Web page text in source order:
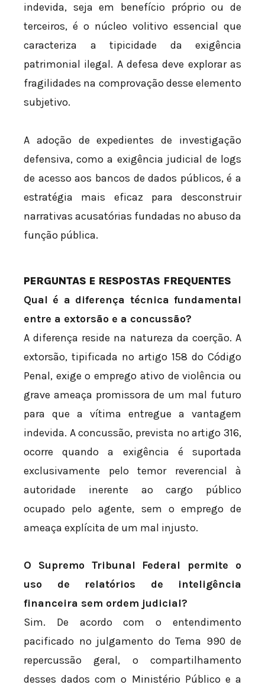
indevida, seja em benefício próprio ou de
terceiros, é o núcleo volitivo essencial que
caracteriza a tipicidade da exigência
patrimonial ilegal. A defesa deve explorar as
fragilidades na comprovação desse elemento
subjetivo.
A adoção de expedientes de investigação
defensiva, como a exigência judicial de logs
de acesso aos bancos de dados públicos, é a
estratégia mais eficaz para desconstruir
narrativas acusatórias fundadas no abuso da
função pública.
PERGUNTAS E RESPOSTAS FREQUENTES
Qual é a diferença técnica fundamental
entre a extorsão e a concussão?
A diferença reside na natureza da coerção. A
extorsão, tipificada no artigo 158 do Código
Penal, exige o emprego ativo de violência ou
grave ameaça promissora de um mal futuro
para que a vítima entregue a vantagem
indevida. A concussão, prevista no artigo 316,
ocorre quando a exigência é suportada
exclusivamente pelo temor reverencial à
autoridade inerente ao cargo público
ocupado pelo agente, sem o emprego de
ameaça explícita de um mal injusto.
O Supremo Tribunal Federal permite o
uso de relatórios de inteligência
financeira sem ordem judicial?
Sim. De acordo com o entendimento
pacificado no julgamento do Tema 990 de
repercussão geral, o compartilhamento
desses dados com o Ministério Público e a